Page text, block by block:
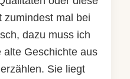
zumindest mal bei
dazu muss ich
alte Geschichte aus
Sie liegt